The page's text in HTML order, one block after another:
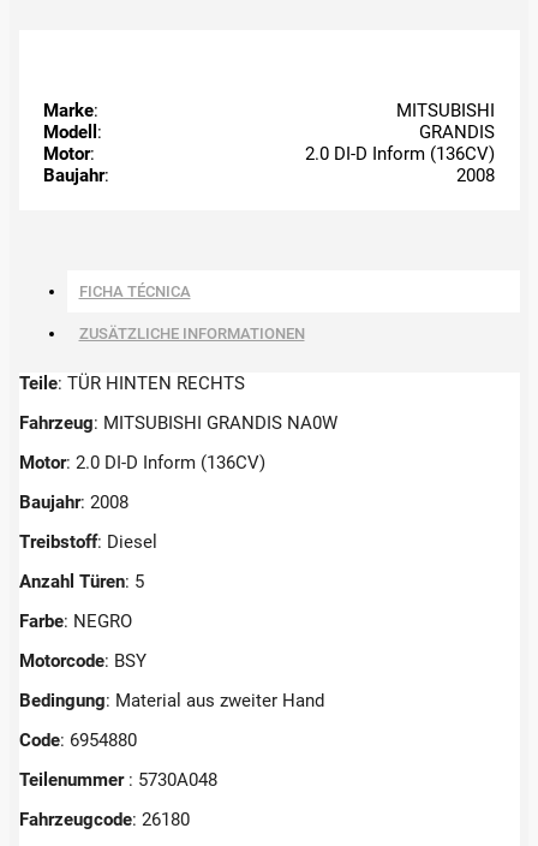
Marke:
MITSUBISHI
Modell :
GRANDIS
Motor:
2.0 DI-D Inform (136CV)
Baujahr: 2008
FICHA TÉCNICA
ZUSÄTZLICHE INFORMATIONEN
Teile: TÜR HINTEN RECHTS
Fahrzeug: MITSUBISHI GRANDIS NA0W
Motor: 2.0 DI-D Inform (136CV)
Baujahr: 2008
Treibstoff: Diesel
Anzahl Türen: 5
Farbe: NEGRO
Motorcode: BSY
Bedingung: Material aus zweiter Hand
Code: 6954880
Teilenummer : 5730A048
Fahrzeugcode: 26180